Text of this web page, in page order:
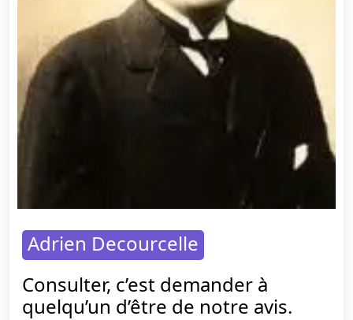
Adrien Decourcelle
Consulter, c’est demander à
quelqu’un d’être de notre avis.